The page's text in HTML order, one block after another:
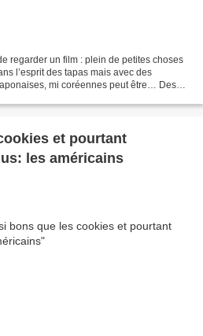
regarder un film : plein de petites choses
l’esprit des tapas mais avec des
mi coréennes peut être… Des
et pourtant
les américains